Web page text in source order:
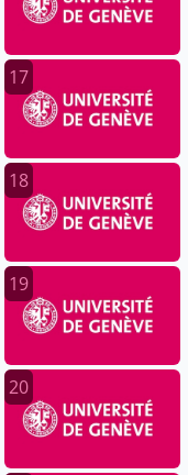
17
18
19
20